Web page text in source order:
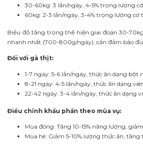
30-60kg: 3 lần/ngày, 4-5% trọng lượng
60kg: 2-3 lần/ngày, 3-4% trọng lượng cơ
Biểu đồ tăng trọng thể hiện giai đoạn 30-
nhanh nhất (700-800g/ngày), cần đảm bảo
Đối với gà thịt:
1-7 ngày: 5-6 lần/ngày, thức ăn dạng bột
8-21 ngày: 4-5 lần/ngày, thức ăn dạng
22-42 ngày: 3-4 lần/ngày, thức ăn dạng
Điều chỉnh khẩu phần theo mùa vụ:
Mùa đông: Tăng 10-15% năng lượng,
Mùa hè: Giảm 5-10% lượng thức ăn, tăng